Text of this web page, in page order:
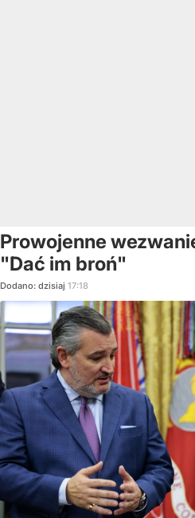
Prowojenne
"Dać im broń"
Dodano: dzisiaj 17:18